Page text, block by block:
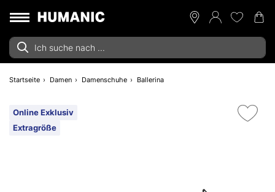
Startseite Damen Damenschuhe Ballerina
Online Exklusiv
Extragröße